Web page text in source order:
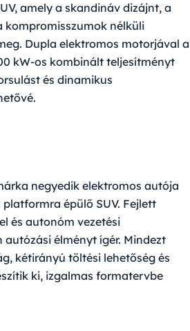
amely a skandináv dizájnt, a
kompromisszumok nélküli
Dupla elektromos motorjával a
kW-os kombinált teljesítményt
és dinamikus
negyedik elektromos autója
épülő SUV. Fejlett
és autonóm vezetési
autózási élményt ígér. Mindezt
kétirányú töltési lehetőség és
ki, izgalmas formatervbe